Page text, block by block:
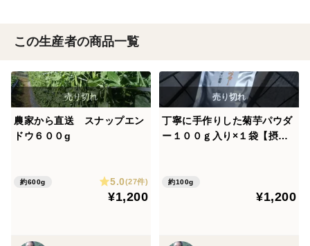
この生産者の商品一覧
農家から直送 スナップエン
ドウ６００g
約600g 5.0(27件)
¥1,200
丁寧に手作りした菊芋パウダ
ー１００ｇ入り×１袋【摂り
約100g
¥1,200